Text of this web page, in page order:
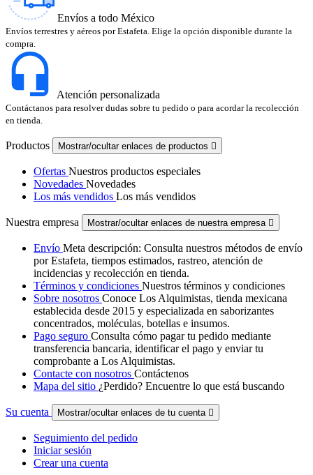
Envíos a todo México
Envíos terrestres y aéreos por Estafeta. Elige la opción disponible durante la
compra.
Atención personalizada
Contáctanos para resolver dudas sobre tu pedido o para acordar la recolección
en tienda.
Productos Mostrar/ocultar enlaces de productos 
Ofertas Nuestros productos especiales
Novedades Novedades
Los más vendidos Los más vendidos
Nuestra empresa Mostrar/ocultar enlaces de nuestra empresa 
Envío Meta descripción: Consulta nuestros métodos de envío
por Estafeta, tiempos estimados, rastreo, atención de
incidencias y recolección en tienda.
Términos y condiciones Nuestros términos y condiciones
Sobre nosotros Conoce Los Alquimistas, tienda mexicana
establecida desde 2015 y especializada en saborizantes
concentrados, moléculas, botellas e insumos.
Pago seguro Consulta cómo pagar tu pedido mediante
transferencia bancaria, identificar el pago y enviar tu
comprobante a Los Alquimistas.
Contacte con nosotros Contáctenos
Mapa del sitio ¿Perdido? Encuentre lo que está buscando
Su cuenta Mostrar/ocultar enlaces de tu cuenta 
Seguimiento del pedido
Iniciar sesión
Crear una cuenta